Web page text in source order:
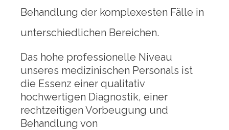
Behandlung der komplexesten Fälle in
unterschiedlichen Bereichen.
Das hohe professionelle Niveau
unseres medizinischen Personals ist
die Essenz einer qualitativ
hochwertigen Diagnostik, einer
rechtzeitigen Vorbeugung und
Behandlung von